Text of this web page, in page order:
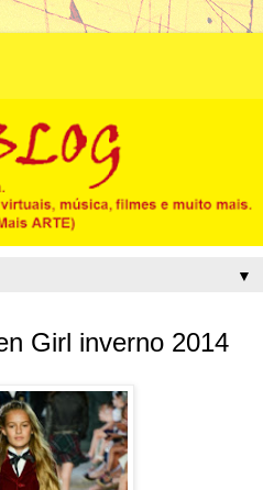
▼
Girl inverno 2014